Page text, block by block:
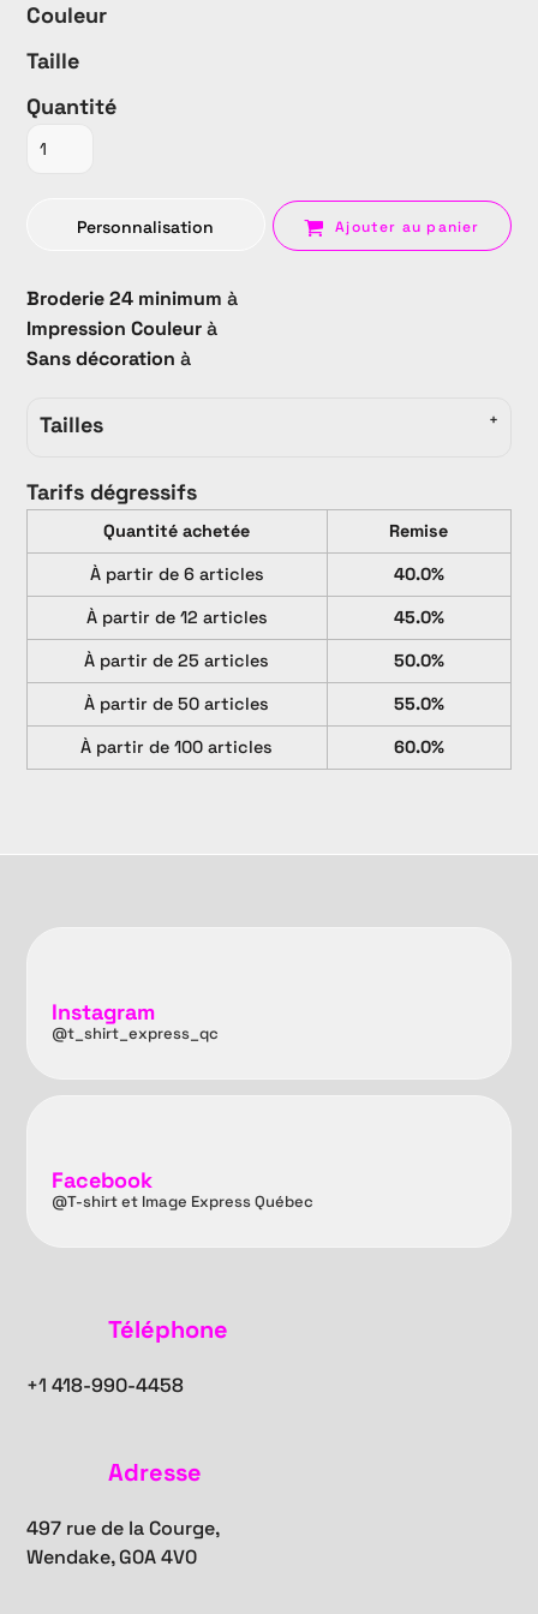
Couleur
Taille
Quantité
Personnalisation Ajouter au panier
Broderie 24 minimum à
Impression Couleurà
Sans décoration à
Tailles
Tarifs dégressifs
Quantité achetée
Remise
À partir de 6 articles
40.0%
À partir de 12 articles
45.0%
À partir de 25 articles
50.0%
À partir de 50 articles
55.0%
À partir de 100 articles
60.0%
Instagram
@t_shirt_express_qc
Facebook
@T-shirt et Image Express Québec
Téléphone
+1418-990-4458
Adresse
497 rue de la Courge,
Wendake, G0A 4V0